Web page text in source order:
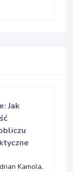
Jak
Kamola,